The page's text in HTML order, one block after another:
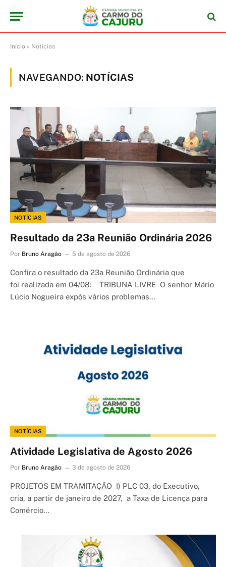
Início » Notícias
NAVEGANDO: NOTÍCIAS
NOTÍCIAS
Resultado da 23a Reunião Ordinária 2026
Por Bruno Aragão 5 de agosto de 2026
Confira o resultado da 23a Reunião Ordinária que
foi realizada em 04/08: TRIBUNA LIVRE O senhor Mário
Lúcio Nogueira expôs vários problemas…
NOTÍCIAS
Atividade Legislativa de Agosto 2026
Por Bruno Aragão 3 de agosto de 2026
PROJETOS EM TRAMITAÇÃO I) PLC 03, do Executivo,
cria, a partir de janeiro de 2027, a Taxa de Licença para
Comércio…